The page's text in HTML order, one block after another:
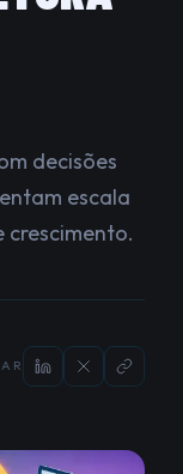
decisões
escala
crescimento.